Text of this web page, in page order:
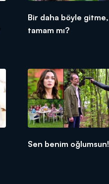
Bir daha böyle gitme,
tamam mı?
Sen benim oğlumsun!